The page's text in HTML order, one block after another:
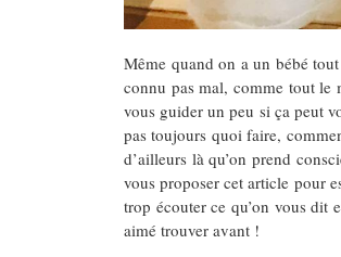
Même quand on a un bébé
connu pas mal, comme tout le
vous guider un peu si ça peut
pas toujours quoi faire,
d’ailleurs là qu’on prend
vous proposer cet article pour
trop écouter ce qu’on vous dit
aimé trouver avant !